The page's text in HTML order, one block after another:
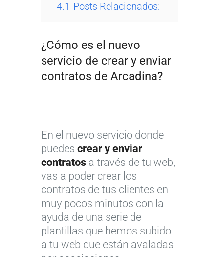
4.1 Posts Relacionados:
¿Cómo es el nuevo
servicio de crear y enviar
contratos de Arcadina?
En el nuevo servicio donde
puedes crear y enviar
contratos a través de tu web,
vas a poder crear los
contratos de tus clientes en
muy pocos minutos con la
ayuda de una serie de
plantillas que hemos subido
a tu web que están avaladas